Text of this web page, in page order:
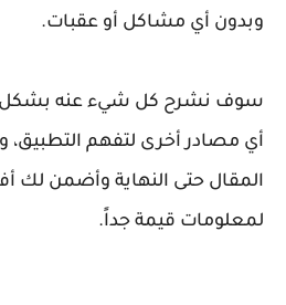
وبدون أي مشاكل أو عقبات.
سوف نشرح كل شيء عنه بشكل
أي مصادر أخرى لتفهم التطبيق،
المقال حتى النهاية وأضمن لك
لمعلومات قيمة جداً.